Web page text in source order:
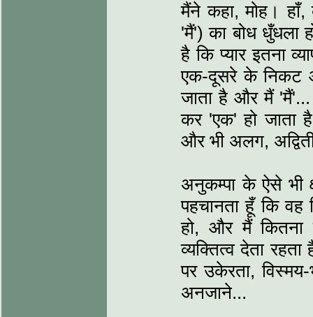
मैंने कहा, मोह।
'मैं') का बोध धुँधला
है कि प्यार इतना
एक-दूसरे के निकट
जाता है और मैं
कर 'एक' हो जाता
और भी अलग,
अनुकम्पा के ऐसे भी
पहचानता हूँ कि वह
हो, और मैं कितना
व्यक्तित्व देता
पर उकेरता,
अनजाने...